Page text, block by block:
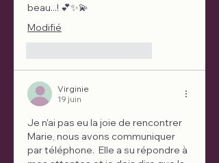
beau...! 💕✨💫
Modifié
Virginie
19 juin
Je n'ai pas eu la joie de rencontrer
Marie, nous avons communiquer
par téléphone.  Elle a su répondre à